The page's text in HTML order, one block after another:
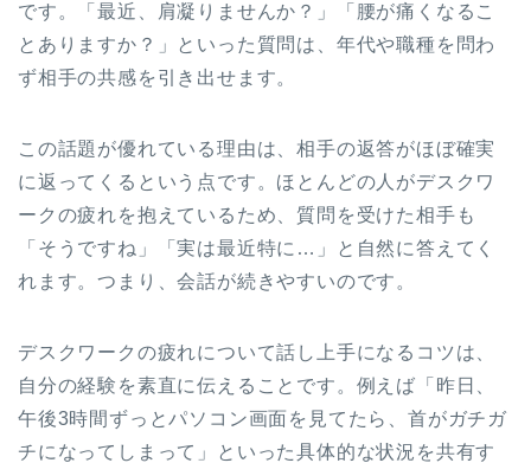
です。「最近、肩凝りませんか？」「腰が痛くなるこ
とありますか？」といった質問は、年代や職種を問わ
ず相手の共感を引き出せます。
この話題が優れている理由は、相手の返答がほぼ確実
に返ってくるという点です。ほとんどの人がデスクワ
ークの疲れを抱えているため、質問を受けた相手も
「そうですね」「実は最近特に…」と自然に答えてく
れます。つまり、会話が続きやすいのです。
デスクワークの疲れについて話し上手になるコツは、
自分の経験を素直に伝えることです。例えば「昨日、
午後3時間ずっとパソコン画面を見てたら、首がガチガ
チになってしまって」といった具体的な状況を共有す